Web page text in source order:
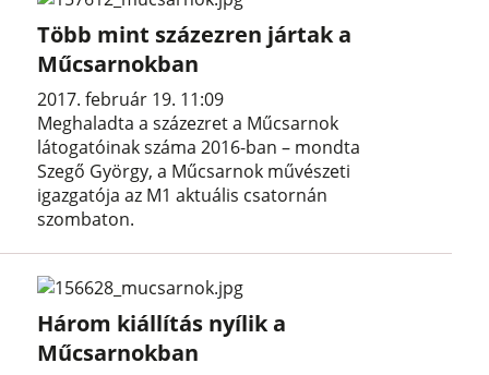
Több mint százezren jártak a
Műcsarnokban
2017. február 19. 11:09
Meghaladta a százezret a Műcsarnok
látogatóinak száma 2016-ban – mondta
Szegő György, a Műcsarnok művészeti
igazgatója az M1 aktuális csatornán
szombaton.
Három kiállítás nyílik a
Műcsarnokban